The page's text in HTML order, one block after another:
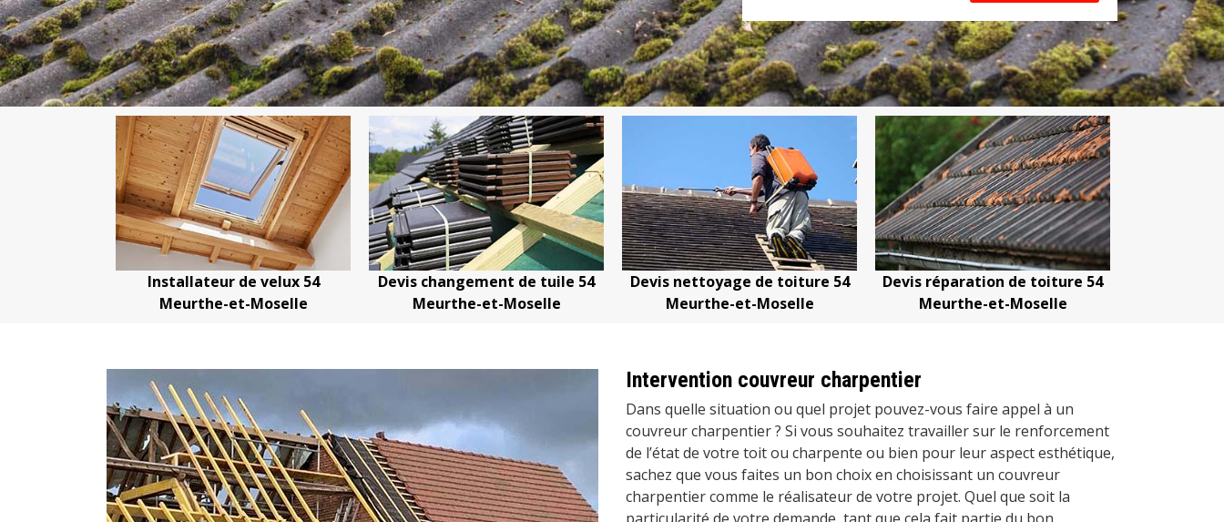
Installateur de velux 54
Meurthe-et-Moselle
Devis changement de tuile 54
Meurthe-et-Moselle
Devis nettoyage de toiture 54
Meurthe-et-Moselle
Devis réparation de toiture 54
Meurthe-et-Moselle
Intervention couvreur charpentier
Dans quelle situation ou quel projet pouvez-vous faire appel à un
couvreur charpentier ? Si vous souhaitez travailler sur le renforcement
de l’état de votre toit ou charpente ou bien pour leur aspect esthétique,
sachez que vous faites un bon choix en choisissant un couvreur
charpentier comme le réalisateur de votre projet. Quel que soit la